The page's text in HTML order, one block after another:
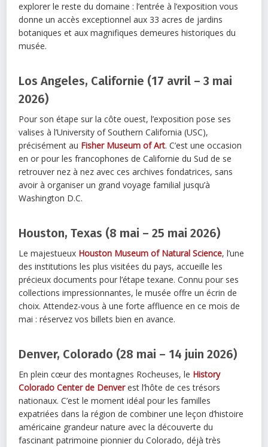
explorer le reste du domaine : l’entrée à l’exposition vous
donne un accès exceptionnel aux 33 acres de jardins
botaniques et aux magnifiques demeures historiques du
musée.
Los Angeles, Californie (17 avril – 3 mai
2026)
Pour son étape sur la côte ouest, l’exposition pose ses
valises à l’University of Southern California (USC),
précisément au Fisher Museum of Art. C’est une occasion
en or pour les francophones de Californie du Sud de se
retrouver nez à nez avec ces archives fondatrices, sans
avoir à organiser un grand voyage familial jusqu’à
Washington D.C.
Houston, Texas (8 mai – 25 mai 2026)
Le majestueux Houston Museum of Natural Science, l’une
des institutions les plus visitées du pays, accueille les
précieux documents pour l’étape texane. Connu pour ses
collections impressionnantes, le musée offre un écrin de
choix. Attendez-vous à une forte affluence en ce mois de
mai : réservez vos billets bien en avance.
Denver, Colorado (28 mai – 14 juin 2026)
En plein cœur des montagnes Rocheuses, le History
Colorado Center de Denverest l’hôte de ces trésors
nationaux. C’est le moment idéal pour les familles
expatriées dans la région de combiner une leçon d’histoire
américaine grandeur nature avec la découverte du
fascinant patrimoine pionnier du Colorado, déjà très